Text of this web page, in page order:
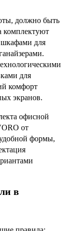
должно быть
комплектуют
для
для
комфорт
экранов.
офисной
от
формы,
в